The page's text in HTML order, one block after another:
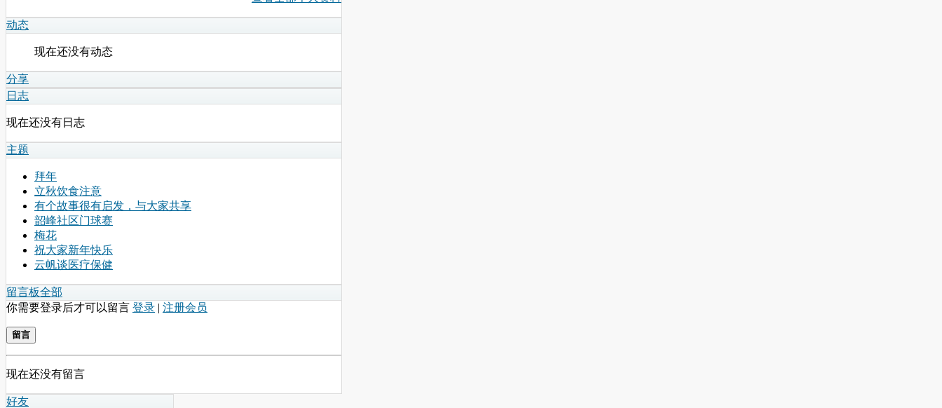
动态
现在还没有动态
分享
日志
现在还没有日志
主题
拜年
立秋饮食注意
有个故事很有启发，与大家共享
韶峰社区门球赛
梅花
祝大家新年快乐
云帆谈医疗保健
留言板全部
你需要登录后才可以留言 登录 | 注册会员
留言
现在还没有留言
好友